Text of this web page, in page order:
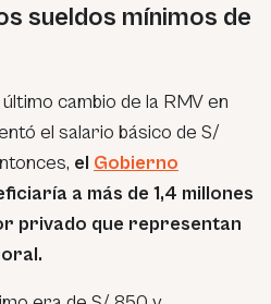
sueldos mínimos de
cambio de la RMV en
el salario básico de S/
el Gobierno
a más de 1,4 millones
privado que representan